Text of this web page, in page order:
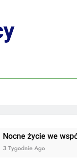
współczesnej